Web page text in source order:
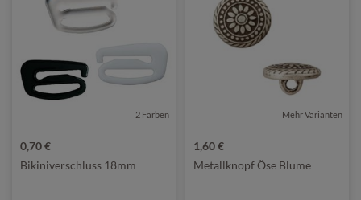
2 Farben
0,70 €
Bikiniverschluss 18mm
Mehr Varianten
1,60 €
Metallknopf Öse Blume